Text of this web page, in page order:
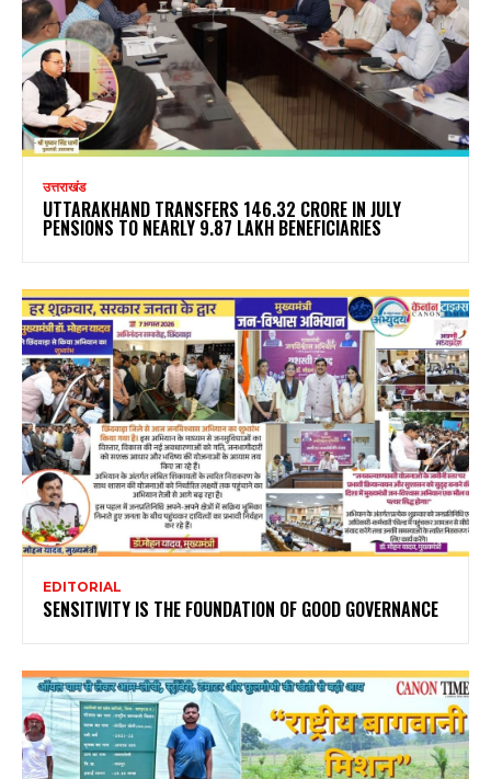
उत्तराखंड
UTTARAKHAND TRANSFERS ₹146.32 CRORE IN JULY
PENSIONS TO NEARLY 9.87 LAKH BENEFICIARIES
EDITORIAL
SENSITIVITY IS THE FOUNDATION OF GOOD GOVERNANCE